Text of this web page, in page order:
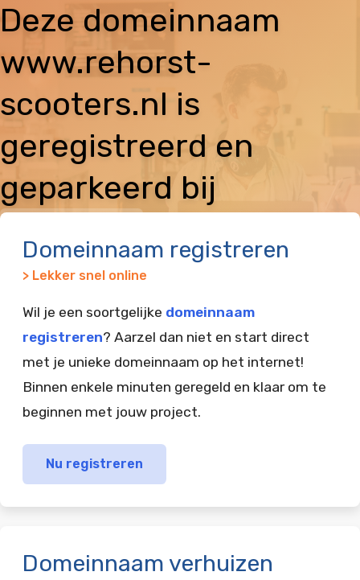
Deze domeinnaam
www.rehorst-
scooters.nl is
geregistreerd en
geparkeerd bij
Domeinnaam registreren
> Lekker snel online
Wil je een soortgelijke domeinnaam
registreren? Aarzel dan niet en start direct
met je unieke domeinnaam op het internet!
Binnen enkele minuten geregeld en klaar om te
beginnen met jouw project.
Nu registreren
Domeinnaam verhuizen